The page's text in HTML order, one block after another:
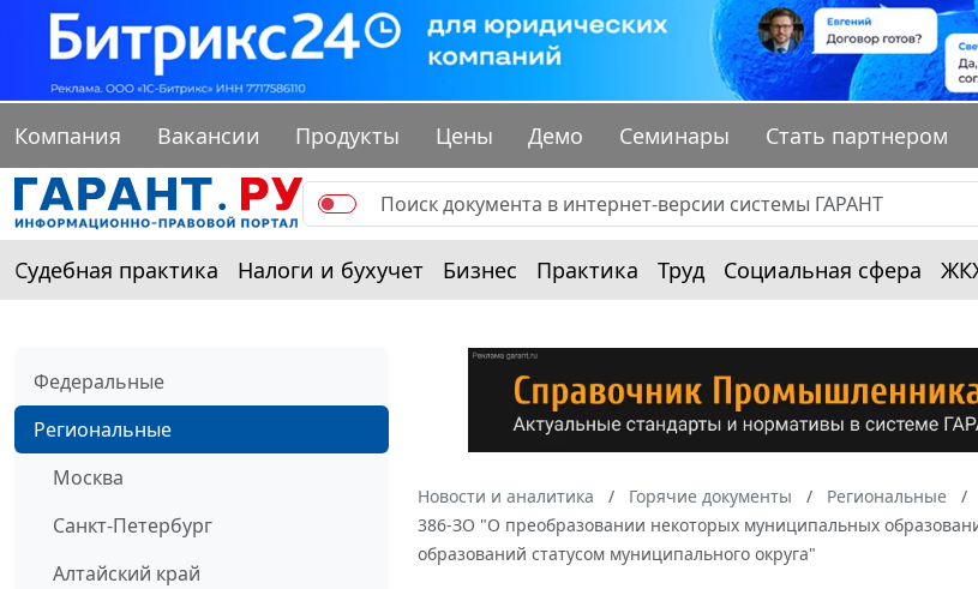
Компания Вакансии Продукты Цены Демо Семинары Стать партнером
Судебная практика Налоги и бухучет Бизнес Практика Труд Социальная сфера
Федеральные
Региональные
Москва
Санкт-Петербург
Алтайский край
Новости и аналитика Горячие документы Региональные
386-ЗО "О преобразовании некоторых муниципальных
образований статусом муниципального округа"